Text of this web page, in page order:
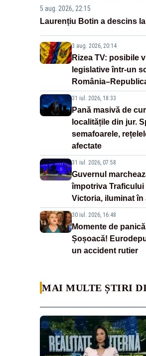
5 aug. 2026, 22:15
Laurențiu Botin a descins
3 aug. 2026, 20:14
Rizea TV: posibile
legislative într-un
31 iul. 2026, 18:33
Pană masivă de
localitățile din jur.
semafoarele,
afectate
31 iul. 2026, 07:58
Guvernul
împotriva Traficului
Victoria, iluminat în
30 iul. 2026, 16:48
Momente de
Șoșoacă!
un accident rutier
MAI MULTE ȘTIRI